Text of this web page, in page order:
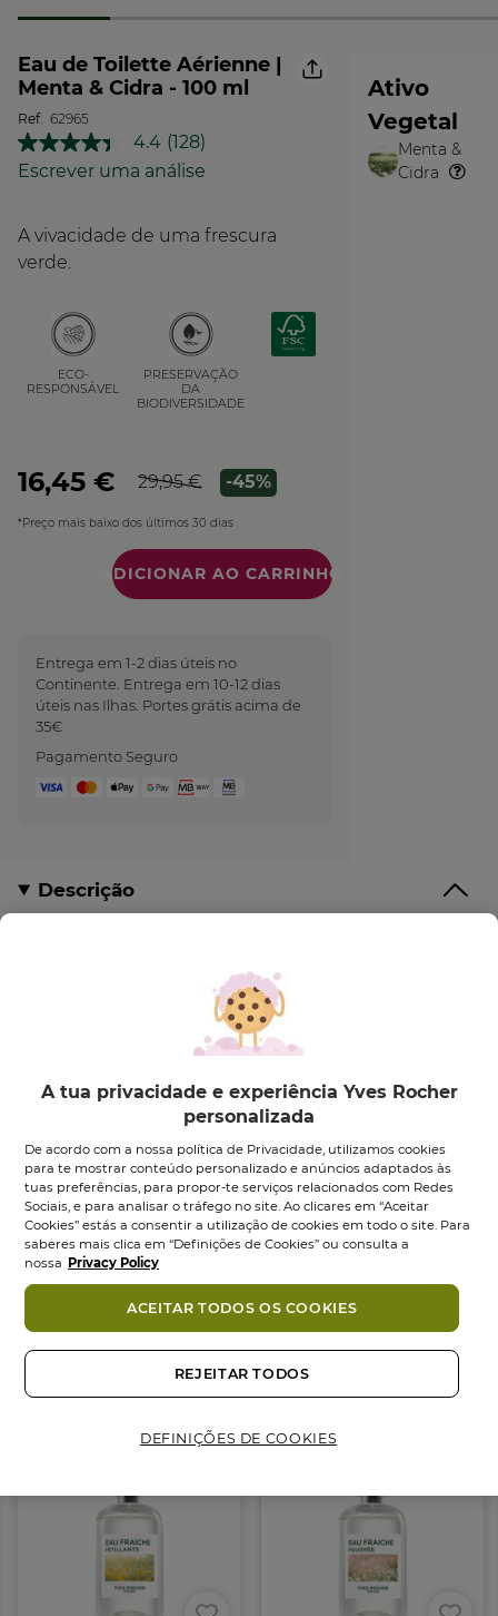
Eau de Toilette Aérienne |
Menta & Cidra - 100 ml
Ref. 62965
4.4 Leu
128
a
(128)
Escrever uma análise
A vivacidade de uma frescura
verde.
ECO-
RESPONSÁVEL
PRESERVAÇÃO
DA
BIODIVERSIDADE
16,45 € 29,95 € -45%
*Preço mais baixo dos últimos 30 dias
Quantidade
Entrega em 1-2 dias úteis no
Continente. Entrega em 10-12 dias
úteis nas Ilhas. Portes grátis acima de
35€
Pagamento Seguro
Ativo
Vegetal
O
Vegetal
Menta &
Cidra
Descrição
sol. Evocando a natureza em plena efervescência,
criei um trio de mentas sublimado pela
vivacidade cítrica e floral da cidra.”
UMA VIAGEM AO CORAÇÃO DOS CAMPOS
A coleção Eaux Fraîches convida a uma viagem
alegre e leve pelos campos em plena floração.
campos varridos pelo vento.
Um equilíbrio harmonioso entre a frescura cítrica da
Cidra e a suavidade de um trio aromático de Menta.
Universo Olfativo: Cítrica Verde
COMPROMISSO COSMÉTIQUE VÉGÉTALE®
• Fórmula com 98% de ingredientes de origem
• 100% Álcool de origem vegetal
• Vegan, sem ingredientes de origem animal
Frasco
Ingredientes
Também podes gostar
-45% NOVO
A tua privacidade e experiência Yves Rocher
personalizada
De acordo com a nossa política de Privacidade, utilizamos cookies
para te mostrar conteúdo personalizado e anúncios adaptados às
tuas preferências, para propor-te serviços relacionados com Redes
Sociais, e para analisar o tráfego no site. Ao clicares em “Aceitar
Cookies” estás a consentir a utilização de cookies em todo o site. Para
saberes mais clica em “Definições de Cookies” ou consulta a
nossa Privacy Policy
DEFINIÇÕES DE COOKIES
REJEITAR TODOS
ACEITAR TODOS OS COOKIES